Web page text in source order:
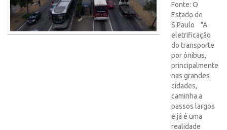
Fonte: O
Estado de
S.Paulo "A
eletrificação
do transporte
por ônibus,
principalmente
nas grandes
cidades,
caminha a
passos largos
e já é uma
realidade